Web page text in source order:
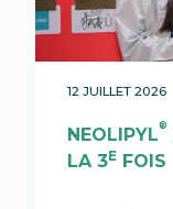
12 JUILLET 2026
NEOLIPYL®
LA 3EFOIS